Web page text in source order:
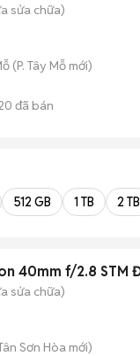
sửa chữa)
(P. Tây Mỗ mới)
đã bán
512 GB 1 TB 2 TB
40mm f/2.8 STM
sửa chữa)
Sơn Hòa mới)